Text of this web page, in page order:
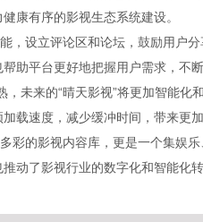
康有序的影视生态系统建设。
，设立评论区和论坛，鼓励用户
助平台更好地把握用户需求，不
，未来的“晴天影视”将更加智能
载速度，减少缓冲时间，带来更
彩的影视内容库，更是一个集娱
动了影视行业的数字化和智能化